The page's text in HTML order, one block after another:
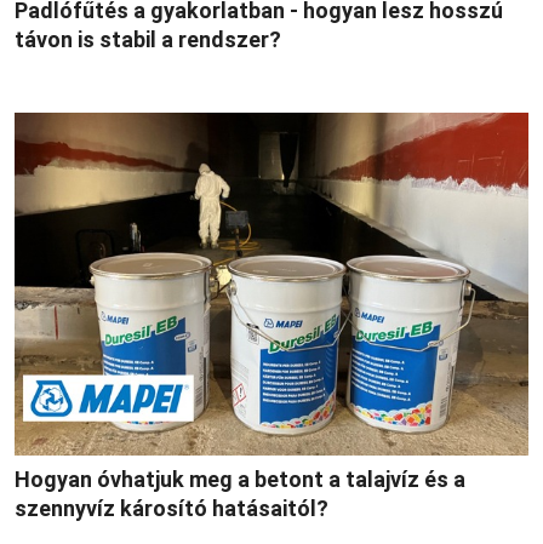
Padlófűtés a gyakorlatban - hogyan lesz hosszú
távon is stabil a rendszer?
Hogyan óvhatjuk meg a betont a talajvíz és a
szennyvíz károsító hatásaitól?